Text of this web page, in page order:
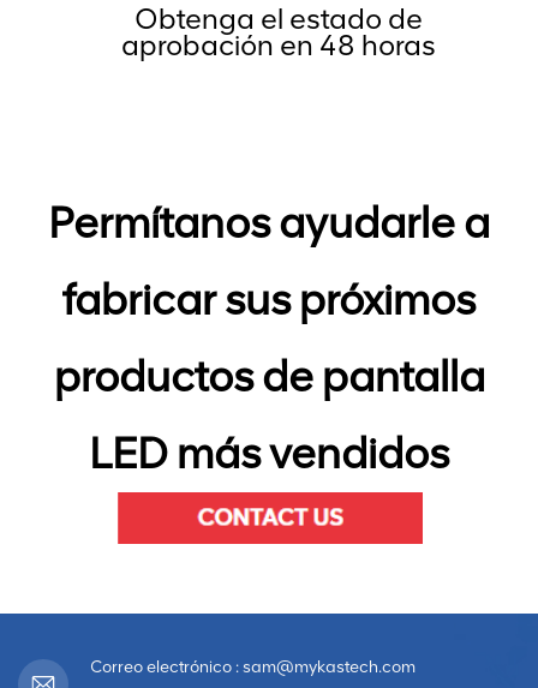
Obtenga el estado de
aprobación en 48 horas
Permítanos ayudarle a
fabricar sus próximos
productos de pantalla
LED más vendidos
Correo electrónico : sam@mykastech.com